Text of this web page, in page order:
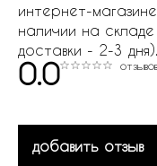
интернет-
наличии на
доставки - 2-3 дня).
0.0 отзывов
добавить отзыв